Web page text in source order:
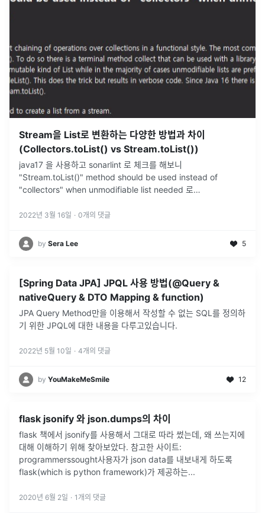
Stream을 List로 변환하는 다양한 방법과 차이
(Collectors.toList() vs Stream.toList())
java17 을 사용하고 sonarlint 로 체크를 해보니
"Stream.toList()" method should be used instead of
"collectors" when unmodifiable list needed 로
2022년 3월 16일 · 0개의 댓글
by Sera Lee 5
[Spring Data JPA] JPQL 사용 방법(@Query &
nativeQuery & DTO Mapping & function)
JPA Query Method만을 이용해서 작성할 수 없는 SQL를 정의하
기 위한 JPQL에 대한 내용을 다루고있습니다.
2022년 5월 10일 · 4개의 댓글
by YouMakeMeSmile 12
flask jsonify 와 json.dumps의 차이
flask 책에서 jsonify를 사용해서 그대로 따라 썼는데, 왜 쓰는지에
대해 이해하기 위해 찾아보았다. 참고한 사이트:
programmerssought사용자가 json data를 내보내게 하도록
flask(which is python framework)가 제공하는...
2020년 6월 2일 · 1 개의 댓글